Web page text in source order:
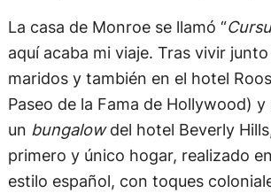
La casa de Monroe se llamó “
aquí acaba mi viaje. Tras vivir
maridos y también en el hotel
Paseo de la Fama de Hollywood) y
un bungalowdel hotel Beverly
primero y único hogar, realizado
estilo español, con toques